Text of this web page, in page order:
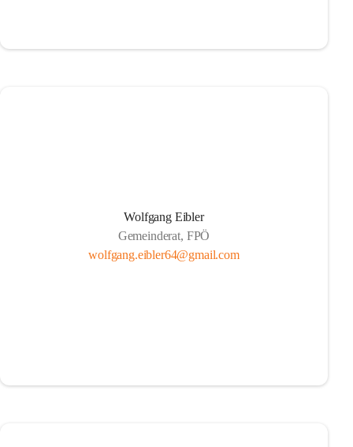
Wolfgang Eibler
Gemeinderat, FPÖ
wolfgang.eibler64@gmail.com